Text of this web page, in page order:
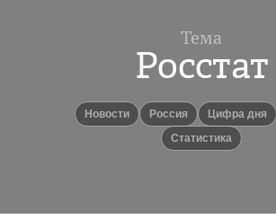
Тема
Росстат
новости Россия Цифра дня
статистика